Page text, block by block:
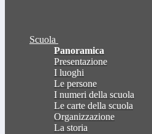
Scuola
Panoramica
Presentazione
I luoghi
Le persone
I numeri della scuola
Le carte della scuola
Organizzazione
La storia